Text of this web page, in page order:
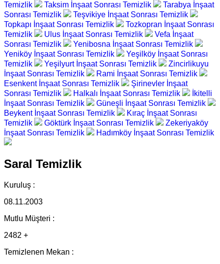
Temizlik
Taksim İnşaat Sonrası Temizlik
Tarabya İnşaat
Sonrası Temizlik
Teşvikiye İnşaat Sonrası Temizlik
Topkapı İnşaat Sonrası Temizlik
Tozkopran İnşaat Sonrası
Temizlik
Ulus İnşaat Sonrası Temizlik
Vefa İnşaat
Sonrası Temizlik
Yenibosna İnşaat Sonrası Temizlik
Yeniköy İnşaat Sonrası Temizlik
Yeşilköy İnşaat Sonrası
Temizlik
Yeşilyurt İnşaat Sonrası Temizlik
Zincirlikuyu
İnşaat Sonrası Temizlik
Rami İnşaat Sonrası Temizlik
Esenkent İnşaat Sonrası Temizlik
Şirinevler İnşaat
Sonrası Temizlik
Halkalı İnşaat Sonrası Temizlik
İkitelli
İnşaat Sonrası Temizlik
Güneşli İnşaat Sonrası Temizlik
Beykent İnşaat Sonrası Temizlik
Kıraç İnşaat Sonrası
Temizlik
Göktürk İnşaat Sonrası Temizlik
Zekeriyaköy
İnşaat Sonrası Temizlik
Hadımköy İnşaat Sonrası Temizlik
Saral Temizlik
Kuruluş :
08.11.2003
Mutlu Müşteri :
2482 +
Temizlenen Mekan :